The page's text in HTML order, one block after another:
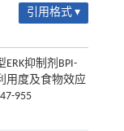
引用格式 ▾
抑制剂BPI-
用度及食物效应
955